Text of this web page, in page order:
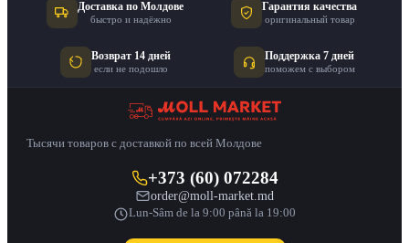
Доставка по Молдове
быстро и надёжно
Гарантия качества
оригинальный товар
Возврат 14 дней
если не подошло
Поддержка 7 дней
поможем с выбором
Тысячи товаров с доставкой по всей Молдове
+373 (60) 072284
order@moll-market.md
Lun-Sâm de la 9:00 până la 19:00